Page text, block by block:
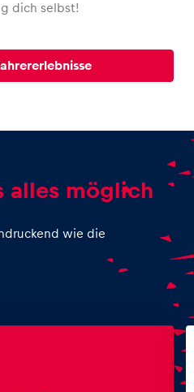
Alle anzeigen
dich selbst!
alles möglich
wie die